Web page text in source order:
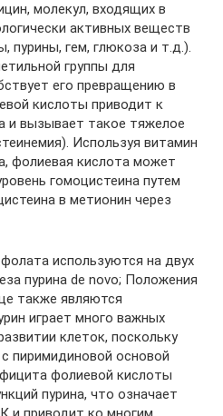
молекул, входящих в
активных веществ
гем, глюкоза и т.д.).
группы для
его превращению в
кислоты приводит к
и вызывает такое тяжелое
Используя витамин
фолиевая кислота может
гомоцистеина путем
в метионин через
используются на двух
пурина de novo; Положения
также являются
играет много важных
клеток, поскольку
пиримидиновой основой
фолиевой кислоты
пурина, что означает